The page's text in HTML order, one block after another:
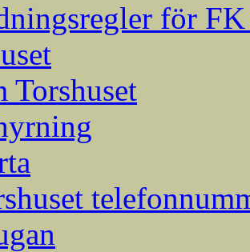
för FK
Torshuset